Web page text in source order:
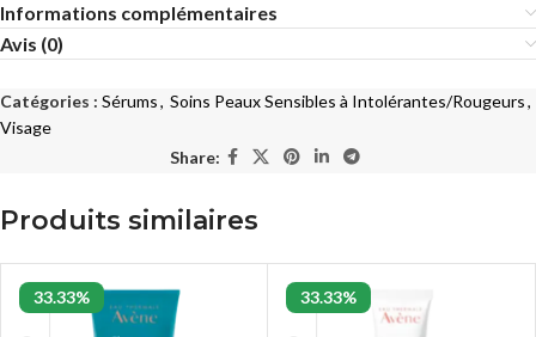
Informations complémentaires
Avis (0)
Catégories : Sérums, Soins Peaux Sensibles à Intolérantes/Rougeurs,
Visage
Share:
Produits similaires
33.33% 33.33%